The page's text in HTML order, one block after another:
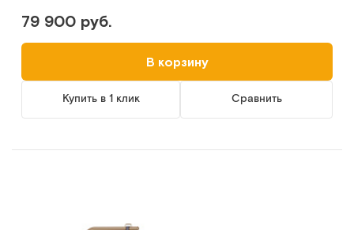
79 900 руб.
В корзину
Купить в 1 клик Сравнить